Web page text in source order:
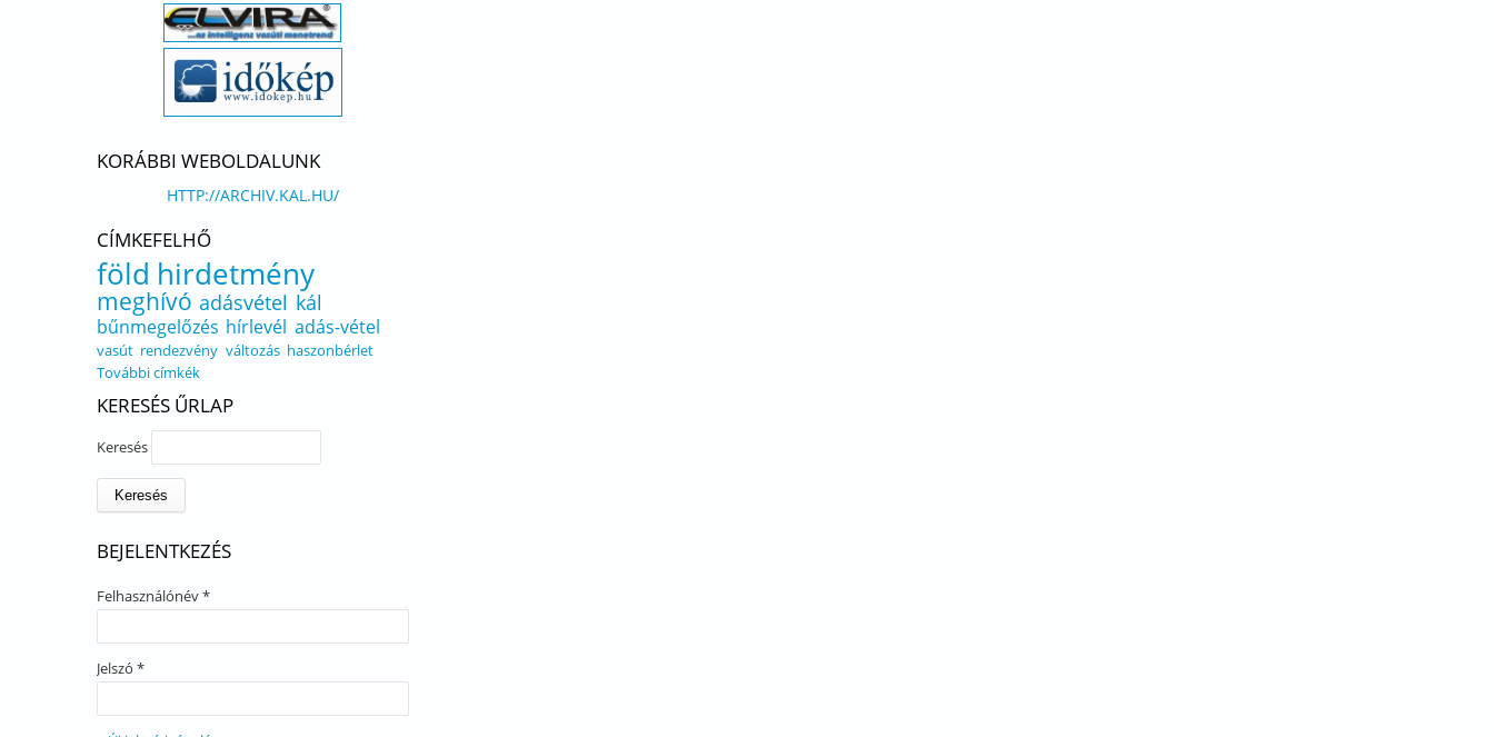
KORÁBBI WEBOLDALUNK
HTTP://ARCHIV.KAL.HU/
CÍMKEFELHŐ
föld hirdetmény
meghívó adásvétel kál
bűnmegelőzés hírlevél adás-vétel
vasút rendezvény változás haszonbérlet
További címkék
KERESÉS ŰRLAP
Keresés
BEJELENTKEZÉS
Felhasználónév*
Jelszó *